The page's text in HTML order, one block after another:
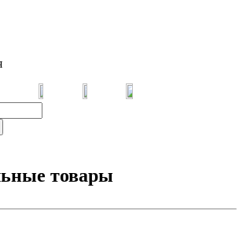
товары